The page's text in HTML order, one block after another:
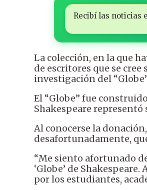
Recibí las noticias
La colección, en la que
de escritores que se
investigación del
El “Globe” fue
Shakespeare representó
Al conocerse la
desafortunadamente,
“Me siento afortunado
‘Globe’ de
por los estudiantes,